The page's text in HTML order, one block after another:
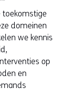
toekomstige
domeinen
we kennis
op
en